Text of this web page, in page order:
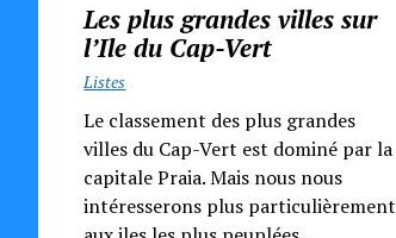
Les plus grandes villes sur
l’Ile du Cap-Vert
Listes
Le classement des plus grandes
villes du Cap-Vert est dominé par la
capitale Praia. Mais nous nous
intéresserons plus particulièrement